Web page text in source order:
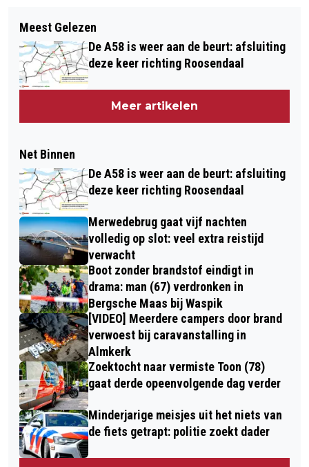
Meest Gelezen
De A58 is weer aan de beurt: afsluiting
deze keer richting Roosendaal
Meer artikelen
Net Binnen
De A58 is weer aan de beurt: afsluiting
deze keer richting Roosendaal
Merwedebrug gaat vijf nachten
volledig op slot: veel extra reistijd
verwacht
Boot zonder brandstof eindigt in
drama: man (67) verdronken in
Bergsche Maas bij Waspik
[VIDEO] Meerdere campers door brand
verwoest bij caravanstalling in
Almkerk
Zoektocht naar vermiste Toon (78)
gaat derde opeenvolgende dag verder
Minderjarige meisjes uit het niets van
de fiets getrapt: politie zoekt dader